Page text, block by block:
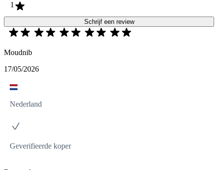
1
Schrijf een review
Moudnib
17/05/2026
Nederland
Geverifieerde koper